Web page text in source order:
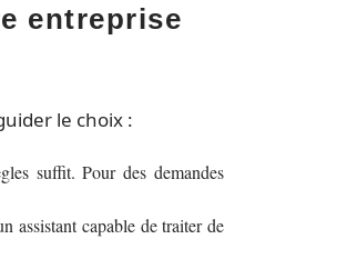
entreprise
le choix :
suffit. Pour des demandes
assistant capable de traiter de